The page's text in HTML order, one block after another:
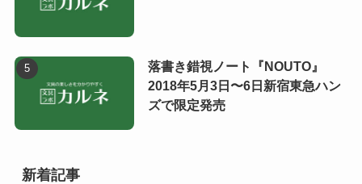
落書き錯視ノート『NOUTO』
2018年5月3日〜6日新宿東急ハン
ズで限定発売
新着記事